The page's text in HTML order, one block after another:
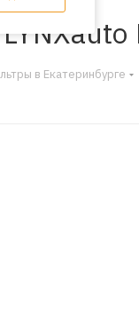
в Екатеринбурге